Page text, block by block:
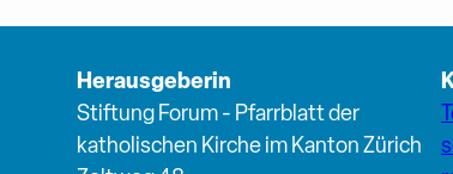
Herausgeberin
Stiftung Forum - Pfarrblatt der
katholischen Kirche im Kanton Zürich